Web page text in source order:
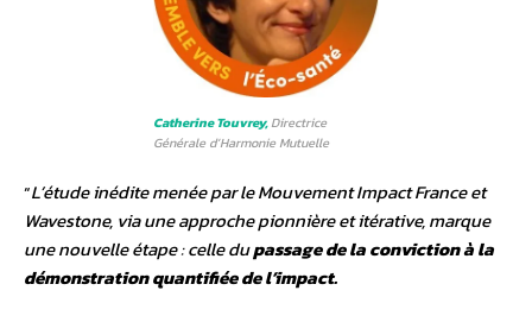
Catherine Touvrey,Directrice
Générale d’Harmonie Mutuelle
“L’étude inédite menée par le Mouvement Impact France et
Wavestone, via une approche pionnière et itérative, marque
une nouvelle étape : celle dupassage de la conviction à la
démonstration quantifiée de l’impact.